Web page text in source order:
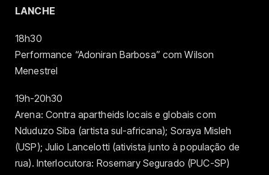
LANCHE
18h30
Performance “Adoniran Barbosa” com Wilson
Menestrel
19h-20h30
Arena: Contra apartheids locais e globais com
Nduduzo Siba (artista sul-africana); Soraya Misleh
(USP); Julio Lancelotti (ativista junto à população de
rua). Interlocutora: Rosemary Segurado (PUC-SP)